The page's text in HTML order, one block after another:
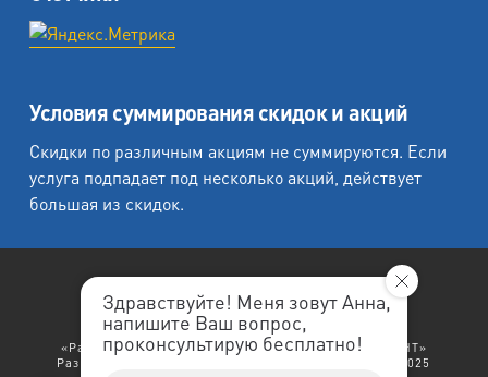
Здравствуйте! Меня зовут Анна,
напишите Ваш вопрос,
проконсультирую бесплатно!
Условия суммирования скидок и акций
Скидки по различным акциям не суммируются. Если
услуга подпадает под несколько акций, действует
большая из скидок.
«Любеция - студия печати на холсте».
«Рафаэль студия печати», «Ленремонт», «ЛЕНРЕМОНТ»
Разработка сайта: "
". Copyright © 1998-2025